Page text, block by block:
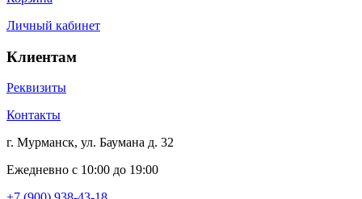
Личный кабинет
Клиентам
Реквизиты
Контакты
г. Мурманск, ул. Баумана д. 32
Ежедневно с 10:00 до 19:00